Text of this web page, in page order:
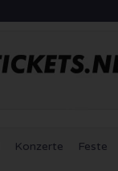
Konzerte Feste